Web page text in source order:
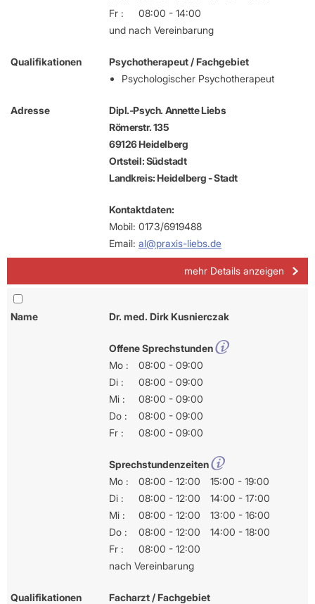
Fr :
08:00 - 14:00
und nach Vereinbarung
Qualifikationen
Psychotherapeut / Fachgebiet
Psychologischer Psychotherapeut
Adresse
Dipl.-Psych. Annette Liebs
Römerstr. 135
69126 Heidelberg
Ortsteil: Südstadt
Landkreis: Heidelberg - Stadt
Kontaktdaten:
Mobil: 0173/6919488
Email: al@praxis-liebs.de
mehr Details anzeigen
Name Dr. med. Dirk Kusnierczak
Offene Sprechstunden
Mo :
08:00 - 09:00
Di :
08:00 - 09:00
Mi :
08:00 - 09:00
Do :
08:00 - 09:00
Fr :
08:00 - 09:00
Sprechstundenzeiten
Mo :
08:00 - 12:00
15:00 - 19:00
Di :
08:00 - 12:00
14:00 - 17:00
Mi :
08:00 - 12:00
13:00 - 16:00
Do :
08:00 - 12:00
14:00 - 18:00
Fr :
08:00 - 12:00
nach Vereinbarung
Qualifikationen
Facharzt / Fachgebiet